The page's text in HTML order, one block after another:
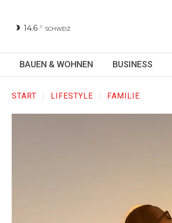
14.6 C SCHWEIZ
BAUEN & WOHNEN BUSINESS
START LIFESTYLE FAMILIE